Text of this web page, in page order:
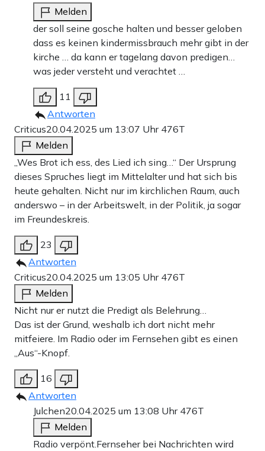
Melden
der soll seine gosche halten und besser geloben
dass es keinen kindermissbrauch mehr gibt in der
kirche … da kann er tagelang davon predigen…
was jeder versteht und verachtet …
11
Antworten
Criticus20.04.2025 um 13:07 Uhr 476T
Melden
„Wes Brot ich ess, des Lied ich sing…“ Der Ursprung
dieses Spruches liegt im Mittelalter und hat sich bis
heute gehalten. Nicht nur im kirchlichen Raum, auch
anderswo – in der Arbeitswelt, in der Politik, ja sogar
im Freundeskreis.
23
Antworten
Criticus20.04.2025 um 13:05 Uhr 476T
Melden
Nicht nur er nutzt die Predigt als Belehrung…
Das ist der Grund, weshalb ich dort nicht mehr
mitfeiere. Im Radio oder im Fernsehen gibt es einen
„Aus“-Knopf.
16
Antworten
Julchen20.04.2025 um 13:08 Uhr 476T
Melden
Radio verpönt.Fernseher bei Nachrichten wird